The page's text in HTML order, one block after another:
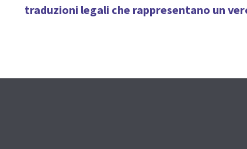
traduzioni legali che rappresentano un